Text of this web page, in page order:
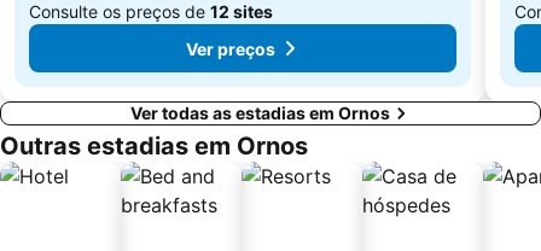
Consulte os preços de 12 sites
Ver preços
Ver todas as estadias em Ornos
Outras estadias em Ornos